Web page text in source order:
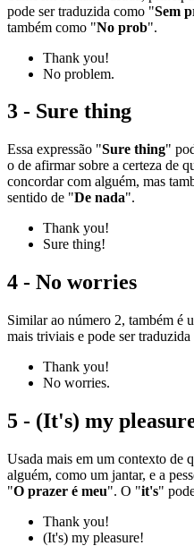
pode ser traduzida como "Sem
também como "No prob".
Thank you!
No problem.
3 - Sure thing
Essa expressão "Sure thing"
o de afirmar sobre a certeza de
concordar com alguém, mas
sentido de "De nada".
Thank you!
Sure thing!
4 - No worries
Similar ao número 2, também é
mais triviais e pode ser
Thank you!
No worries.
5 - (It's) my
Usada mais em um contexto de
alguém, como um jantar, e a
"O prazer é meu". O "it's"
Thank you!
(It's) my pleasure!